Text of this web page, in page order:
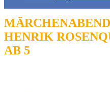
HENRIK
AB 5